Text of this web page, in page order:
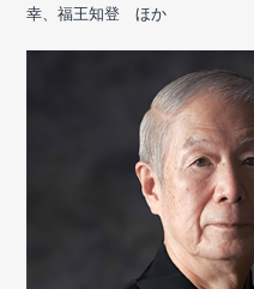
幸、福王知登 ほか